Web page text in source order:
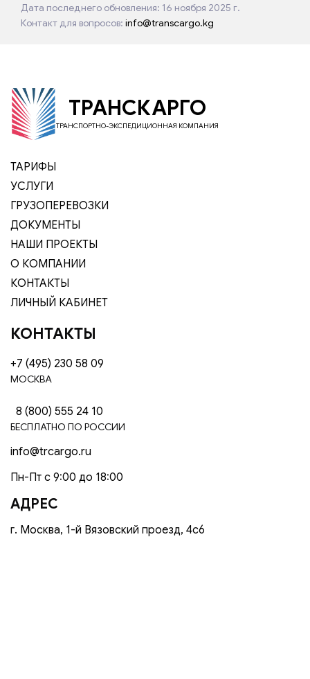
Дата последнего обновления: 16 ноября 2025 г.
Контакт для вопросов: info@transcargo.kg
ТРАНСКАРГО
ТРАНСПОРТНО-ЭКСПЕДИЦИОННАЯ КОМПАНИЯ
ТАРИФЫ
УСЛУГИ
ГРУЗОПЕРЕВОЗКИ
ДОКУМЕНТЫ
НАШИ ПРОЕКТЫ
О КОМПАНИИ
КОНТАКТЫ
ЛИЧНЫЙ КАБИНЕТ
КОНТАКТЫ
+7 (495) 230 58 09
МОСКВА
8 (800) 555 24 10
БЕСПЛАТНО ПО РОССИИ
info@trcargo.ru
Пн-Пт с 9:00 до 18:00
АДРЕС
г. Москва, 1-й Вязовский проезд, 4с6